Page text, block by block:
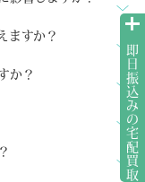
ますか？
か？ 即日振込みの宅配買取